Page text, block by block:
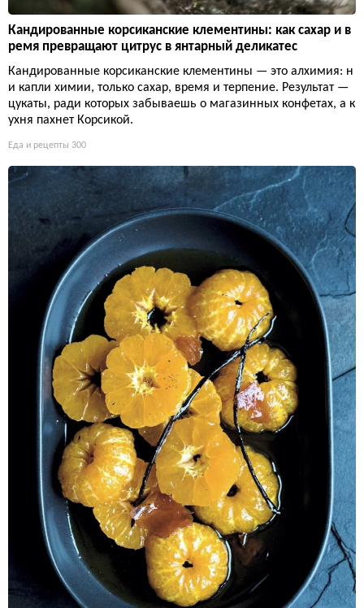
Кандированные корсиканские клементины: как сахар и в
ремя превращают цитрус в янтарный деликатес
Кандированные корсиканские клементины — это алхимия: н
и капли химии, только сахар, время и терпение. Результат —
цукаты, ради которых забываешь о магазинных конфетах, а к
ухня пахнет Корсикой.
Еда и рецепты 300